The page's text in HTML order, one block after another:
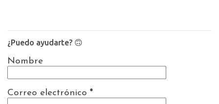
¿Puedo ayudarte? 🙃
Nombre
Correo electrónico *